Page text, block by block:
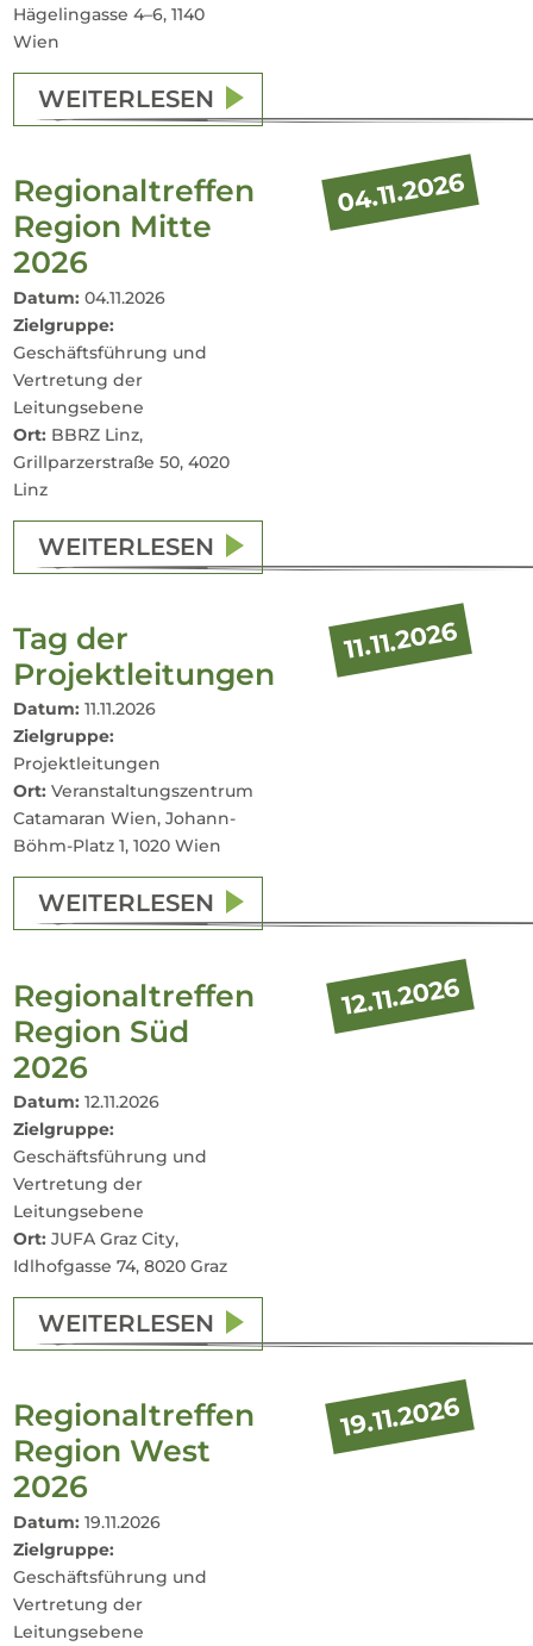
Hägelingasse 4–6, 1140
Wien
WEITERLESEN
Regionaltreffen
Region Mitte
2026
Datum: 04.11.2026
Zielgruppe:
Geschäftsführung und
Vertretung der
Leitungsebene
Ort: BBRZ Linz,
Grillparzerstraße 50, 4020
Linz
04.11.2026
WEITERLESEN
Tag der
Projektleitungen
Datum: 11.11.2026
Zielgruppe:
Projektleitungen
Ort: Veranstaltungszentrum
Catamaran Wien, Johann-
Böhm-Platz 1, 1020 Wien
11.11.2026
WEITERLESEN
Regionaltreffen
Region Süd
2026
Datum: 12.11.2026
Zielgruppe:
Geschäftsführung und
Vertretung der
Leitungsebene
Ort: JUFA Graz City,
Idlhofgasse 74, 8020 Graz
12.11.2026
WEITERLESEN
Regionaltreffen
Region West
2026
Datum: 19.11.2026
Zielgruppe:
Geschäftsführung und
Vertretung der
Leitungsebene
19.11.2026